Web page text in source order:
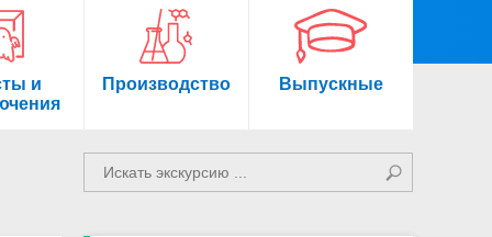
и
Производство Выпускные